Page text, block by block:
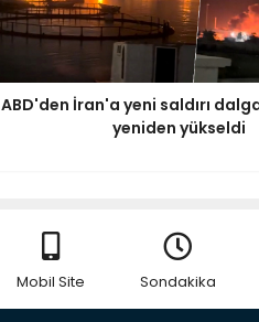
ABD'den İran'a yeni saldırı
yeniden yükseldi
Mobil Site Sondakika